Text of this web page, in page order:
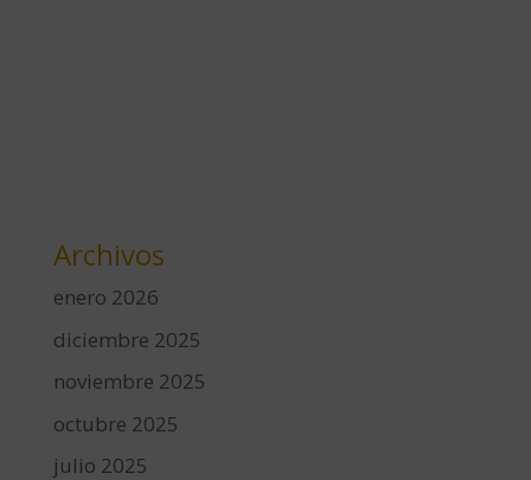
Archivos
enero 2026
diciembre 2025
noviembre 2025
octubre 2025
julio 2025